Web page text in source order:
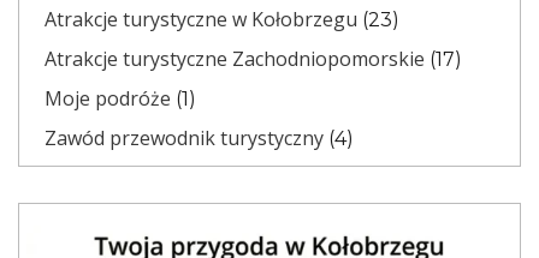
Atrakcje turystyczne w Kołobrzegu (23)
Atrakcje turystyczne Zachodniopomorskie (17)
Moje podróże (1)
Zawód przewodnik turystyczny (4)